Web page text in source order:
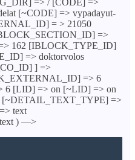
=> / [CODE] =>
[~CODE] => vypadayut-
= > 21050
=>
162 [IBLOCK_TYPE_ID]
=> doktorvolos
] =>
=> 6
[LID] => on [~LID] => on
=>
text
) —>